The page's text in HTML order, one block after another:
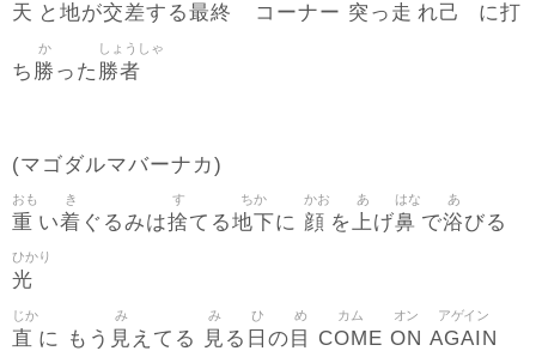
天 と 地が交差する最終 コーナー 突 っ 走 れ己 に打
ち 勝
か
った 勝者
しょうしゃ
(マゴダルマバーナカ)
重
おも
い着
き
ぐるみは捨
す
てる地下
ちか
に 顔
かお
を上
あ
げ鼻
はな
で浴
あ
びる
光
ひかり
直
じか
に もう 見
み
えてる 見
み
る 日
ひ
の 目
め
COME
カム
ON
オン
AGAIN
アゲイン